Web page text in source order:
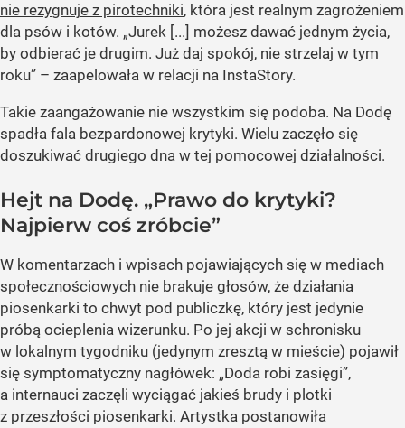
nie rezygnuje z pirotechniki, która jest realnym zagrożeniem
dla psów i kotów. „Jurek [...] możesz dawać jednym życia,
by odbierać je drugim. Już daj spokój, nie strzelaj w tym
roku” – zaapelowała w relacji na InstaStory.
Takie zaangażowanie nie wszystkim się podoba. Na Dodę
spadła fala bezpardonowej krytyki. Wielu zaczęło się
doszukiwać drugiego dna w tej pomocowej działalności.
Hejt na Dodę. „Prawo do krytyki?
Najpierw coś zróbcie”
W komentarzach i wpisach pojawiających się w mediach
społecznościowych nie brakuje głosów, że działania
piosenkarki to chwyt pod publiczkę, który jest jedynie
próbą ocieplenia wizerunku. Po jej akcji w schronisku
w lokalnym tygodniku (jedynym zresztą w mieście) pojawił
się symptomatyczny nagłówek: „Doda robi zasięgi”,
a internauci zaczęli wyciągać jakieś brudy i plotki
z przeszłości piosenkarki. Artystka postanowiła